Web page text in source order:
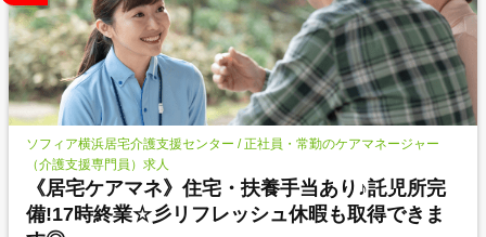
ソフィア横浜居宅介護支援センター / 正社員・常勤のケアマネージャー
（介護支援専門員）求人
《居宅ケアマネ》住宅・扶養手当あり♪託児所完
備!17時終業☆彡リフレッシュ休暇も取得できま